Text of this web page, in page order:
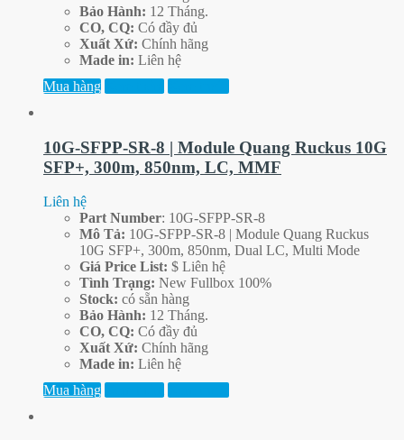
Bảo Hành: 12 Tháng.
CO, CQ: Có đầy đủ
Xuất Xứ: Chính hãng
Made in: Liên hệ
Mua hàng
10G-SFPP-SR-8 | Module Quang Ruckus 10G
SFP+, 300m, 850nm, LC, MMF
Liên hệ
Part Number: 10G-SFPP-SR-8
Mô Tả: 10G-SFPP-SR-8 | Module Quang Ruckus
10G SFP+, 300m, 850nm, Dual LC, Multi Mode
Giá Price List: $ Liên hệ
Tình Trạng: New Fullbox 100%
Stock: có sẵn hàng
Bảo Hành: 12 Tháng.
CO, CQ: Có đầy đủ
Xuất Xứ: Chính hãng
Made in: Liên hệ
Mua hàng